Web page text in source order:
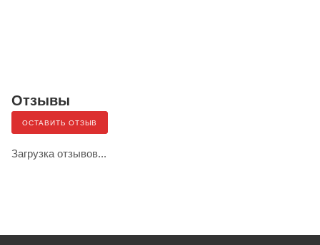
Отзывы
ОСТАВИТЬ ОТЗЫВ
Загрузка отзывов...